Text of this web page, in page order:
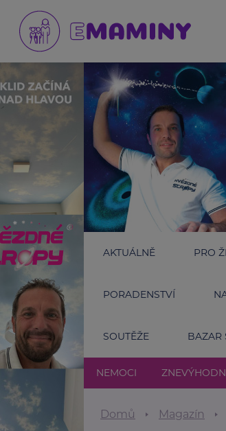
AKTUÁLNĚ PRO
PORADENSTVÍ
SOUTĚŽE BAZAR
NEMOCI
Domů Magazín